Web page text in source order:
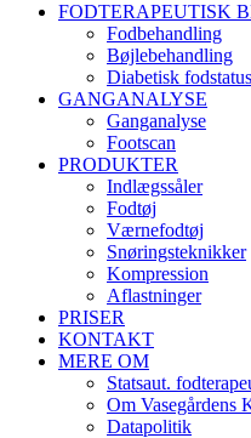
FODTERAPEUTISK
Fodbehandling
Bøjlebehandling
Diabetisk fodstatus
GANGANALYSE
Ganganalyse
Footscan
PRODUKTER
Indlægssåler
Fodtøj
Værnefodtøj
Snøringsteknikker
Kompression
Aflastninger
PRISER
KONTAKT
MERE OM
Statsaut.
Om Vasegårdens
Datapolitik